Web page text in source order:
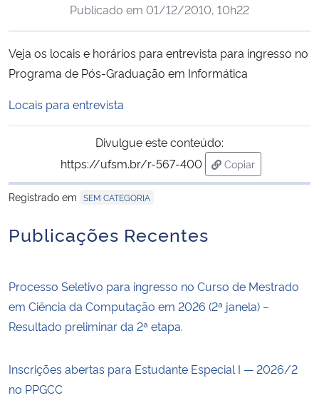
Ministério da Ciência, Tecnologia, Inovações e Comunicações
Ministério do Meio Ambiente
Ministério da Mulher, da Família e dos Direitos Humanos
Secretaria-Geral
Secretaria de Governo
Publicado em 01/12/2010, 10h22
Veja os locais e horários para entrevista para ingresso no
Programa de Pós-Graduação em Informática
Locais para entrevista
Divulgue este conteúdo:
https://ufsm.br/r-567-400
Copiar
para área de
Registrado em SEM CATEGORIA
Publicações Recentes
Processo Seletivo para ingresso no Curso de Mestrado
em Ciência da Computação em 2026 (2ª janela) –
Resultado preliminar da 2ª etapa.
Inscrições abertas para Estudante Especial I — 2026/2
no PPGCC